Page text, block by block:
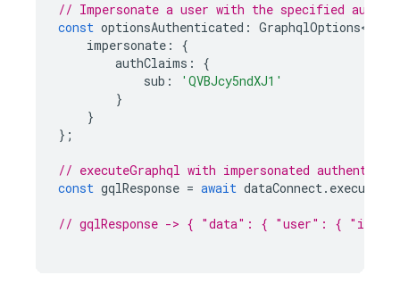
// Impersonate a user with the specified auth
const optionsAuthenticated :
impersonate :
{
authClaims :
{
sub :
'QVBJcy5ndXJ1'
}
}
};
// executeGraphql with impersonated
const gqlResponse = await dataConnect.
// gqlResponse -> { "data": { "user": { "id":